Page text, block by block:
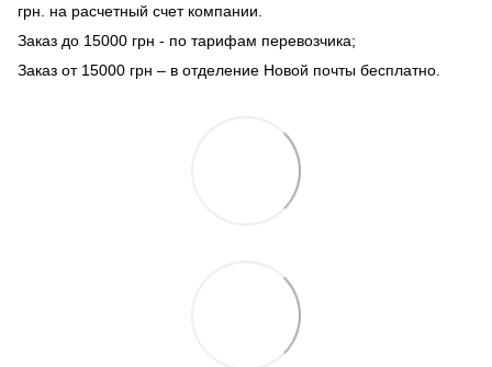
грн. на расчетный счет компании.
Заказ до 15000 грн - по тарифам перевозчика;
Заказ от 15000 грн – в отделение Новой почты бесплатно.